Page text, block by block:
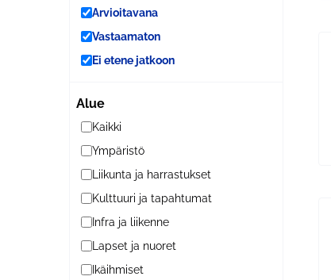
Arvioitavana
Vastaamaton
Ei etene jatkoon
Alue
Kaikki
Ympäristö
Liikunta ja harrastukset
Kulttuuri ja tapahtumat
Infra ja liikenne
Lapset ja nuoret
Ikäihmiset